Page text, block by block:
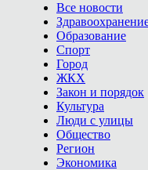
Все новости
Образование
Спорт
Город
ЖКХ
Закон и порядок
Культура
Люди с улицы
Общество
Регион
Экономика